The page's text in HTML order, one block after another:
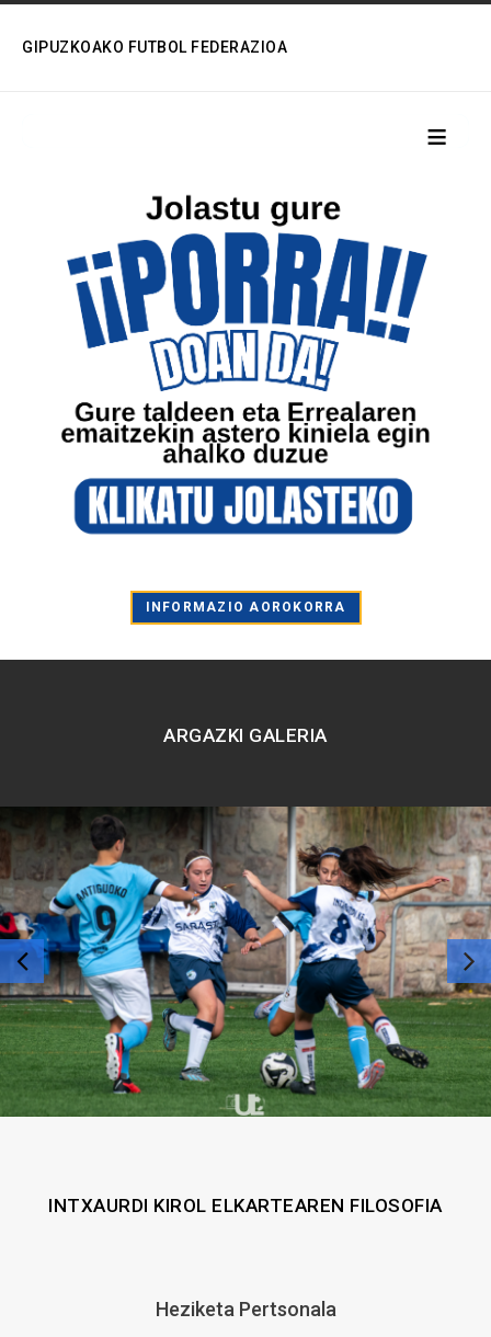
GIPUZKOAKO FUTBOL FEDERAZIOA
≡
INFORMAZIO AOROKORRA
ARGAZKI GALERIA
INTXAURDI KIROL ELKARTEAREN FILOSOFIA
Heziketa Pertsonala